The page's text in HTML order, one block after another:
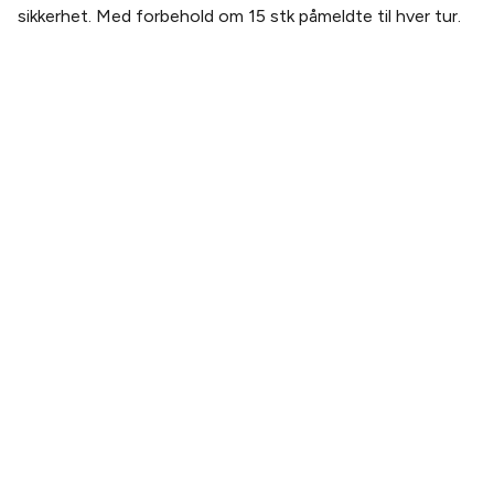
sikkerhet. Med forbehold om 15 stk påmeldte til hver tur.